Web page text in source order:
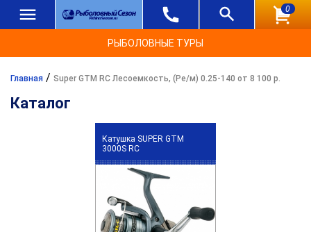
0
РЫБОЛОВНЫЕ ТУРЫ
Главная / Super GTM RC Лесоемкость, (Ре/м) 0.25-140 от 8 100 р.
Каталог
Катушка SUPER GTM
3000S RC